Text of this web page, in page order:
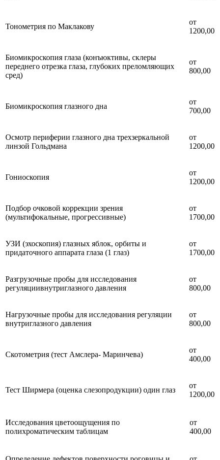
Тонометрия по Маклакову
от
1200,00
Биомикроскопия глаза (конъюктивы, склеры
переднего отрезка глаза, глубоких преломляющих
сред)
от
800,00
Биомикроскопия глазного дна
от
700,00
Осмотр периферии глазного дна трехзеркальной
линзой Гольдмана
от
1200,00
Гониоскопия
от
1200,00
Подбор очковой коррекции зрения
(мультифокальные, прогрессивные)
от
1700,00
УЗИ (эхоскопия) глазных яблок, орбиты и
придаточного аппарата глаза (1 глаз)
от
1700,00
Разгрузочные пробы для исследования
регуляциивнутриглазного давления
от
800,00
Нагрузочные пробы для исследования регуляции
внутриглазного давления
от
800,00
Скотометрия (тест Амслера- Маринчева)
от
400,00
Тест Ширмера (оценка слезопродукции) один глаз
от
1200,00
Исследования цветоощущения по
полихроматическим таблицам
от
400,00